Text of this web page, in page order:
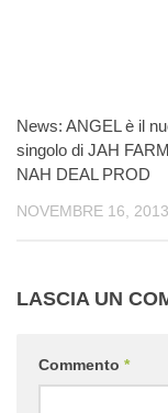
News: ANGEL è il
singolo di JAH
NAH DEAL PROD
NOVEMBRE 16, 2013
LASCIA UN
Commento *